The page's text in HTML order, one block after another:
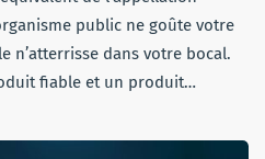
public ne goûte votre
n’atterrisse dans votre bocal.
fiable et un produit…